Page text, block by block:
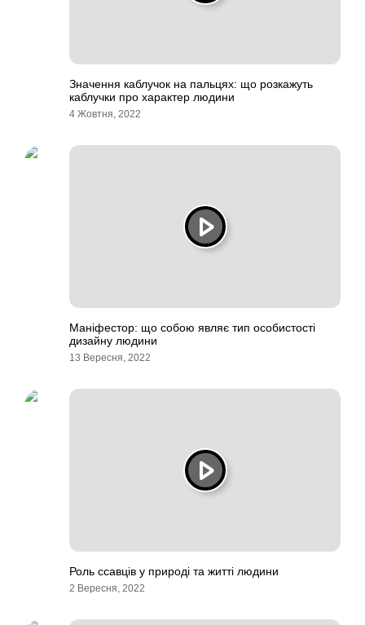
Значення каблучок на пальцях: що розкажуть
каблучки про характер людини
4 Жовтня, 2022
Маніфестор: що собою являє тип особистості
дизайну людини
13 Вересня, 2022
Роль ссавців у природі та житті людини
2 Вересня, 2022